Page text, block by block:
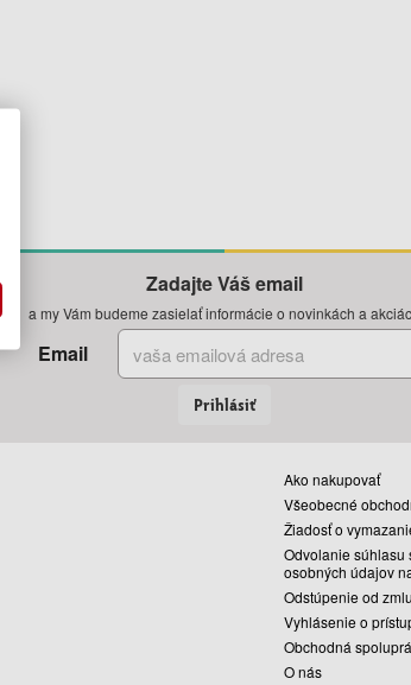
Zadajte Váš email
a my Vám budeme zasielať informácie o novinkách a
Email
Prihlásiť
Ako nakupovať
Všeobecné
Žiadosť o
Odvolanie súhlasu
osobných údajov
Odstúpenie od
Vyhlásenie o
Obchodná
O nás